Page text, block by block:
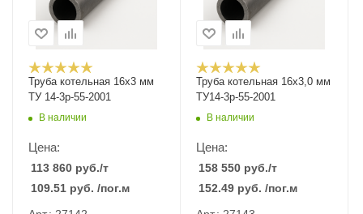
Труба котельная 16х3 мм
ТУ 14-3р-55-2001
В наличии
Цена:
113 860 руб./т
109.51 руб. /пог.м
Труба котельная 16х3,0 мм
ТУ14-3р-55-2001
В наличии
Цена:
158 550 руб./т
152.49 руб. /пог.м